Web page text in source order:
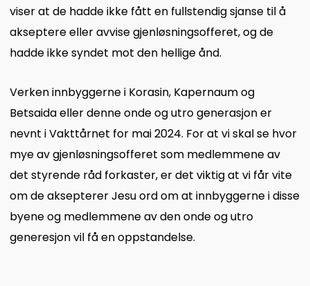
viser at de hadde ikke fått en fullstendig sjanse til å
akseptere eller avvise gjenløsningsofferet, og de
hadde ikke syndet mot den hellige ånd.
Verken innbyggerne i Korasin, Kapernaum og
Betsaida eller denne onde og utro generasjon er
nevnt i Vakttårnet for mai 2024. For at vi skal se hvor
mye av gjenløsningsofferet som medlemmene av
det styrende råd forkaster, er det viktig at vi får vite
om de aksepterer Jesu ord om at innbyggerne i disse
byene og medlemmene av den onde og utro
generesjon vil få en oppstandelse.